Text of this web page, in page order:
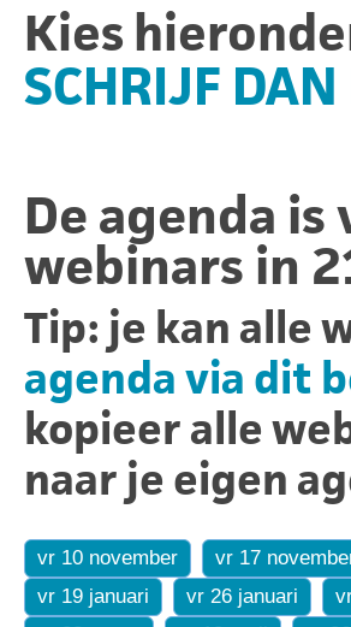
Kies
SCHRIJF
De agenda
webinars in
Tip: je kan alle
agenda via dit
kopieer alle
naar je eigen
vr 10 november vr 17
vr 19 januari
vr 26 januari